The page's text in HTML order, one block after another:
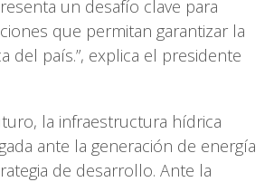
un desafío clave para
que permitan garantizar la
del país.”, explica el presidente
la infraestructura hídrica
ante la generación de energía
de desarrollo. Ante la